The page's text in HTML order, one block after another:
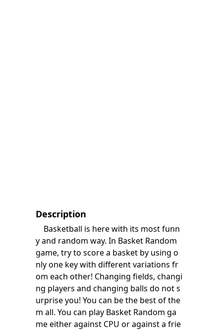
Description
Basketball is here with its most funn
y and random way. In Basket Random
game, try to score a basket by using o
nly one key with different variations fr
om each other! Changing fields, changi
ng players and changing balls do not s
urprise you! You can be the best of the
m all. You can play Basket Random ga
me either against CPU or against a frie